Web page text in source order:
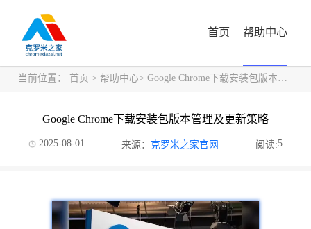
首页 帮助中心
当前位置： 首页 > 帮助中心> Google Chrome下载安装包版本管理及更新策略
Google Chrome下载安装包版本管理及更新策略
2025-08-01 来源： 克罗米之家官网 阅读:5